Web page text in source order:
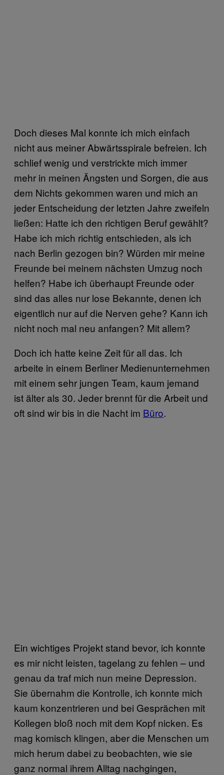
Doch dieses Mal konnte ich mich einfach
nicht aus meiner Abwärtsspirale befreien. Ich
schlief wenig und verstrickte mich immer
mehr in meinen Ängsten und Sorgen, die aus
dem Nichts gekommen waren und mich an
jeder Entscheidung der letzten Jahre zweifeln
ließen: Hatte ich den richtigen Beruf gewählt?
Habe ich mich richtig entschieden, als ich
nach Berlin gezogen bin? Würden mir meine
Freunde bei meinem nächsten Umzug noch
helfen? Habe ich überhaupt Freunde oder
sind das alles nur lose Bekannte, denen ich
eigentlich nur auf die Nerven gehe? Kann ich
nicht noch mal neu anfangen? Mit allem?
Doch ich hatte keine Zeit für all das. Ich
arbeite in einem Berliner Medienunternehmen
mit einem sehr jungen Team, kaum jemand
ist älter als 30. Jeder brennt für die Arbeit und
oft sind wir bis in die Nacht im Büro.
Ein wichtiges Projekt stand bevor, ich konnte
es mir nicht leisten, tagelang zu fehlen – und
genau da traf mich nun meine Depression.
Sie übernahm die Kontrolle, ich konnte mich
kaum konzentrieren und bei Gesprächen mit
Kollegen bloß noch mit dem Kopf nicken. Es
mag komisch klingen, aber die Menschen um
mich herum dabei zu beobachten, wie sie
ganz normal ihrem Alltag nachgingen,